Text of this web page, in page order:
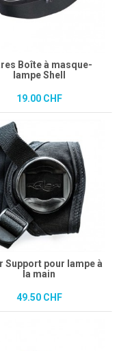
Boîte à masque-
lampe Shell
19.00 CHF
Support pour lampe à
la main
49.50 CHF